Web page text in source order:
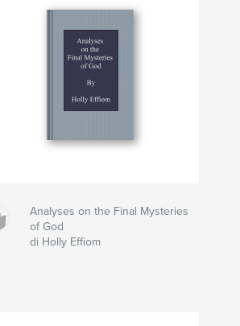
Analyses on the Final Mysteries
of God
di Holly Effiom